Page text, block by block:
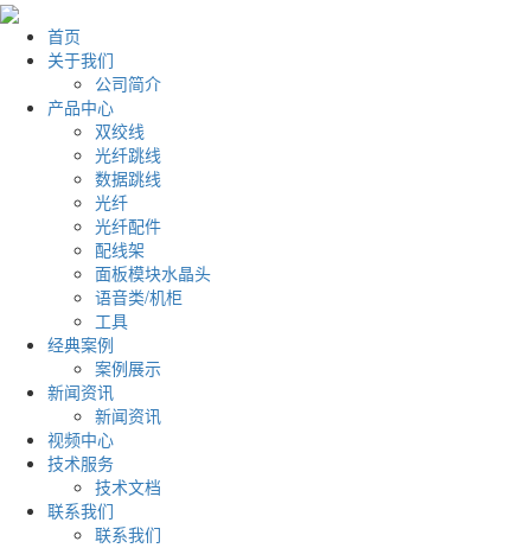
首页
关于我们
公司简介
产品中心
双绞线
光纤跳线
数据跳线
光纤
光纤配件
配线架
面板模块水晶头
语音类/机柜
工具
经典案例
案例展示
新闻资讯
新闻资讯
视频中心
技术服务
技术文档
联系我们
联系我们